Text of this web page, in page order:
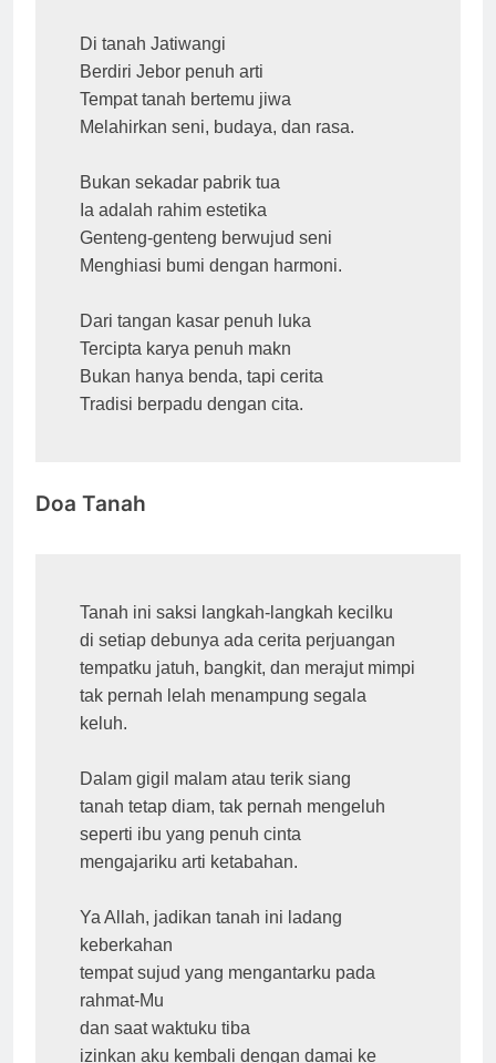
Di tanah Jatiwangi
Berdiri Jebor penuh arti
Tempat tanah bertemu jiwa
Melahirkan seni, budaya, dan rasa.
Bukan sekadar pabrik tua
Ia adalah rahim estetika
Genteng-genteng berwujud seni
Menghiasi bumi dengan harmoni.
Dari tangan kasar penuh luka
Tercipta karya penuh makn
Bukan hanya benda, tapi cerita
Tradisi berpadu dengan cita.
Doa Tanah
Tanah ini saksi langkah-langkah kecilku
di setiap debunya ada cerita perjuangan
tempatku jatuh, bangkit, dan merajut mimpi
tak pernah lelah menampung segala
keluh.
Dalam gigil malam atau terik siang
tanah tetap diam, tak pernah mengeluh
seperti ibu yang penuh cinta
mengajariku arti ketabahan.
Ya Allah, jadikan tanah ini ladang
keberkahan
tempat sujud yang mengantarku pada
rahmat-Mu
dan saat waktuku tiba
izinkan aku kembali dengan damai ke